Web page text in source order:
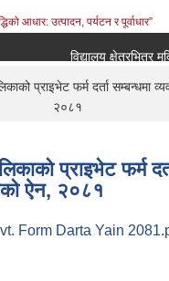
आधार: उत्पादन, पर्यटन र पूर्वाधार”
विद्यालय क्षेत्रभित्र
प्राइभेट फर्म दर्ता सम्बन्धमा
२०८१
प्राइभेट फर्म
ऐन, २०८१
Form Darta Yain